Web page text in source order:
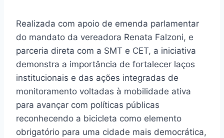
Realizada com apoio de emenda parlamentar
do mandato da vereadora Renata Falzoni, e
parceria direta com a SMT e CET, a iniciativa
demonstra a importância de fortalecer laços
institucionais e das ações integradas de
monitoramento voltadas à mobilidade ativa
para avançar com políticas públicas
reconhecendo a bicicleta como elemento
obrigatório para uma cidade mais democrática,